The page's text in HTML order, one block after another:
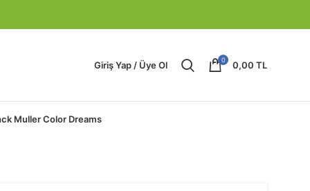
Giriş Yap / Üye Ol 0 0,00 TL
Muller Color Dreams